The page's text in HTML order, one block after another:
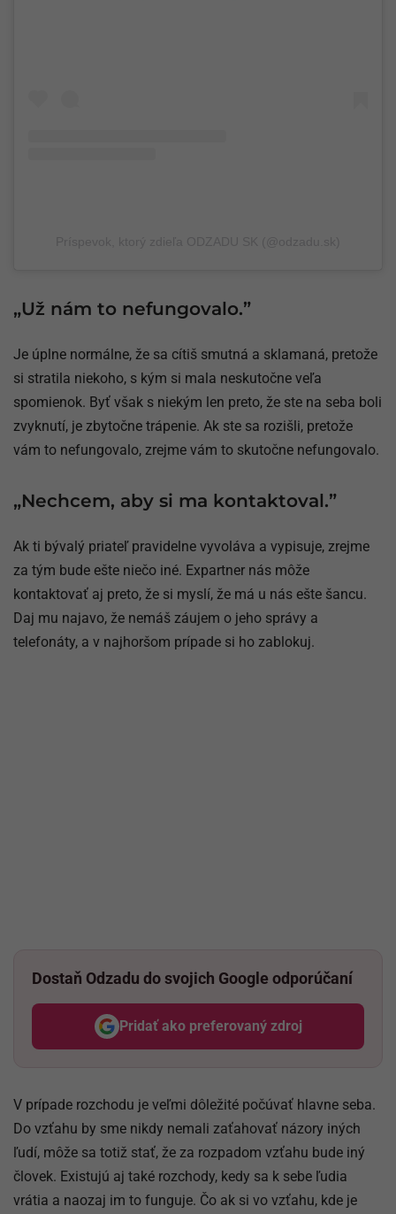
„Už nám to nefungovalo.”
Je úplne normálne, že sa cítiš smutná a sklamaná, pretože
si stratila niekoho, s kým si mala neskutočne veľa
spomienok. Byť však s niekým len preto, že ste na seba boli
zvyknutí, je zbytočne trápenie. Ak ste sa rozišli, pretože
vám to nefungovalo, zrejme vám to skutočne nefungovalo.
„Nechcem, aby si ma kontaktoval.”
Ak ti bývalý priateľ pravidelne vyvoláva a vypisuje, zrejme
za tým bude ešte niečo iné. Expartner nás môže
kontaktovať aj preto, že si myslí, že má u nás ešte šancu.
Daj mu najavo, že nemáš záujem o jeho správy a
telefonáty, a v najhoršom prípade si ho zablokuj.
Dostaň Odzadu do svojich Google odporúčaní
Pridať ako preferovaný zdroj
Odzadu, odkaz sa otvorí v
V prípade rozchodu je veľmi dôležité počúvať hlavne seba.
Do vzťahu by sme nikdy nemali zaťahovať názory iných
ľudí, môže sa totiž stať, že za rozpadom vzťahu bude iný
človek. Existujú aj také rozchody, kedy sa k sebe ľudia
vrátia a naozaj im to funguje. Čo ak si vo vzťahu, kde je